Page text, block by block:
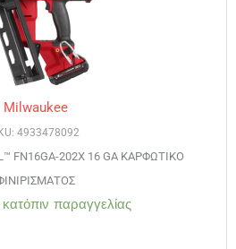
Milwaukee
4933478092
FN16GA-202X 16 GA ΚΑΡΦΩΤΙΚΟ
κατόπιν παραγγελίας